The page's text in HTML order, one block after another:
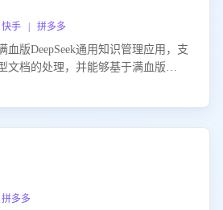
手 | 拼多多
血版DeepSeek通用知识管理应用，支
文档的处理，并能够基于满血版
管理和利用知识资源。通过该产品，
多多